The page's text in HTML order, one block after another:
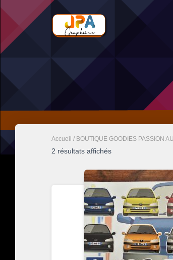
Accueil / BOUTIQUE GOODIES PASSION
2 résultats affichésTrié
popularité